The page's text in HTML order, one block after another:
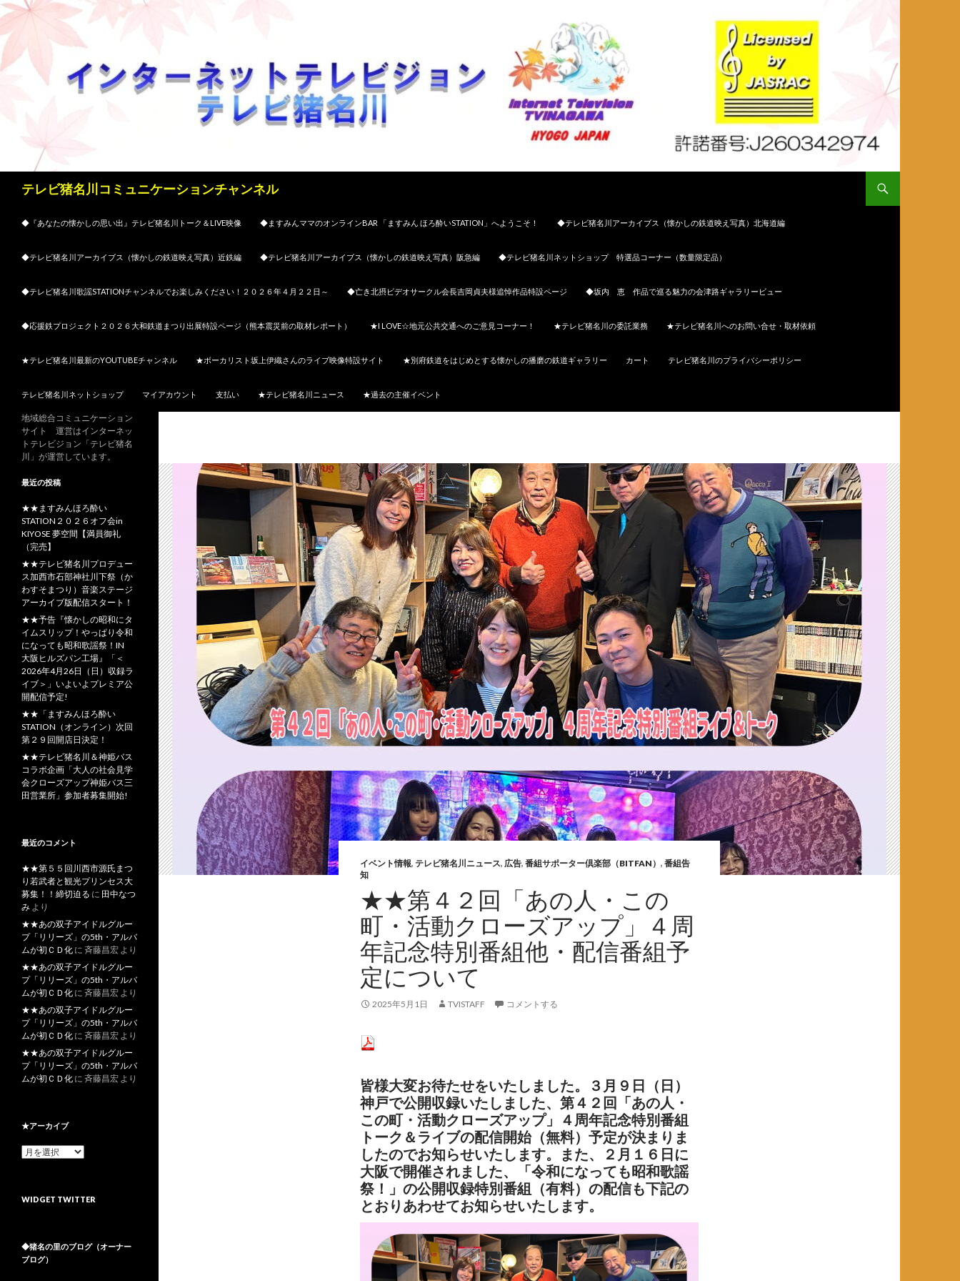
テレビ猪名川コミュニケーションチャンネル
◆『あなたの懐かしの思い出』テレビ猪名川トーク＆LIVE映像
◆ますみんママのオンラインBAR 「ますみん ほろ酔いSTATION」へようこそ！ ◆テレビ猪名川アーカイブス（懐かしの鉄道映え写真）北海道編
◆テレビ猪名川アーカイブス（懐かしの鉄道映え写真）近鉄編 ◆テレビ猪名川アーカイブス（懐かしの鉄道映え写真）阪急編 ◆テレビ猪名川ネットショップ 特選品コーナー（数量限定品）
◆テレビ猪名川歌謡STATIONチャンネルでお楽しみください！２０２６年４月２２日～ ◆亡き北摂ビデオサークル会長吉岡貞夫様追悼作品特設ページ ◆坂内 恵 作品で巡る魅力の会津路ギャラリービュー
◆応援鉄プロジェクト２０２６大和鉄道まつり出展特設ページ（熊本震災前の取材レポート） ★I LOVE☆地元公共交通へのご意見コーナー！ ★テレビ猪名川の委託業務 ★テレビ猪名川へのお問い合せ・取材依頼
★テレビ猪名川最新のYOUTUBEチャンネル ★ボーカリスト坂上伊織さんのライブ映像特設サイト ★別府鉄道をはじめとする懐かしの播磨の鉄道ギャラリー カート テレビ猪名川のプライバシーポリシー
テレビ猪名川ネットショップ マイアカウント 支払い ★テレビ猪名川ニュース ★過去の主催イベント
イベント情報, テレビ猪名川ニュース, 広告, 番組サポーター倶楽部（BITFAN） , 番組告
知
★★第４２回「あの人・この
町・活動クローズアップ」４周
年記念特別番組他・配信番組予
定について
2025年5月1日 TVISTAFF コメントする
皆様大変お待たせをいたしました。３月９日（日）
神戸で公開収録いたしました、第４２回「あの人・
この町・活動クローズアップ」４周年記念特別番組
トーク＆ライブの配信開始（無料）予定が決まりま
したのでお知らせいたします。また、２月１６日に
大阪で開催されました、「令和になっても昭和歌謡
祭！」の公開収録特別番組（有料）の配信も下記の
とおりあわせてお知らせいたします。
地域総合コミュニケーション
サイト 運営はインターネッ
トテレビジョン「テレビ猪名
川」が運営しています。
最近の投稿
★★ますみんほろ酔い
STATION２０２６オフ会in
KIYOSE 夢空間【満員御礼
（完売】
★★テレビ猪名川プロデュー
ス加西市石部神社川下祭（か
わすそまつり）音楽ステージ
アーカイブ版配信スタート！
★★予告『懐かしの昭和にタ
イムスリップ！やっぱり令和
になっても昭和歌謡祭！IN
大阪ヒルズパン工場』「＜
2026年4月26日（日）収録ラ
イブ＞」いよいよプレミア公
開配信予定!
★★「ますみんほろ酔い
STATION（オンライン）次回
第２９回開店日決定！
★★テレビ猪名川＆神姫バス
コラボ企画「大人の社会見学
会クローズアップ神姫バス三
田営業所」参加者募集開始!
最近のコメント
★★第５５回川西市源氏まつ
り若武者と観光プリンセス大
募集！！締切迫る に 田中なつ
み より
★★あの双子アイドルグルー
プ「リリーズ」の5th・アルバ
ムが初ＣＤ化 に 斉藤昌宏 より
★★あの双子アイドルグルー
プ「リリーズ」の5th・アルバ
ムが初ＣＤ化 に 斉藤昌宏 より
★★あの双子アイドルグルー
プ「リリーズ」の5th・アルバ
ムが初ＣＤ化 に 斉藤昌宏 より
★★あの双子アイドルグルー
プ「リリーズ」の5th・アルバ
ムが初ＣＤ化 に 斉藤昌宏 より
★アーカイブ
★
イ
WIDGET TWITTER
◆猪名の里のブログ（オーナー
ブログ）